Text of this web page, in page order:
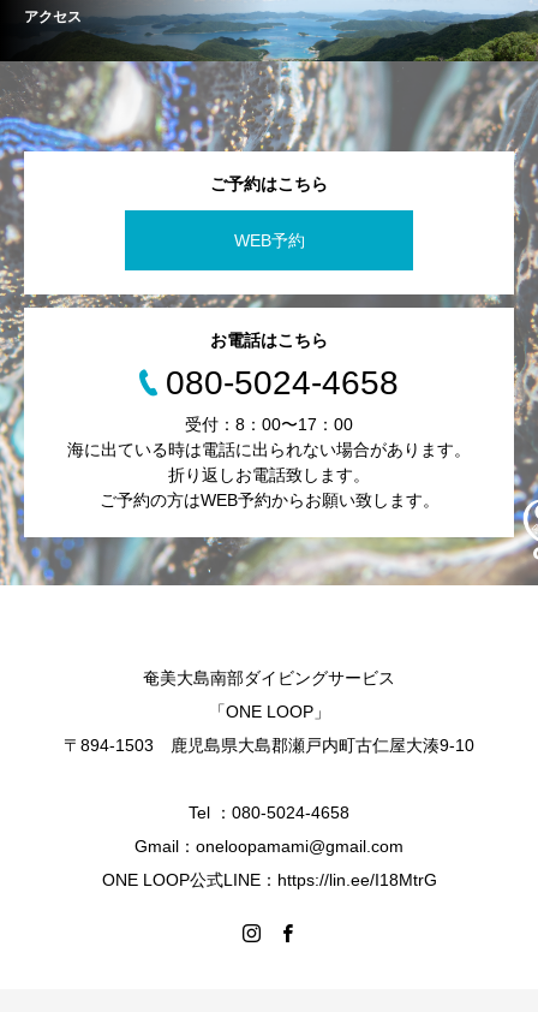
アクセス
ご予約はこちら
WEB予約
お電話はこちら
080-5024-4658
受付：8：00〜17：00
海に出ている時は電話に出られない場合があります。
折り返しお電話致します。
ご予約の方はWEB予約からお願い致します。
奄美大島南部ダイビングサービス
「ONE LOOP」
〒894-1503 鹿児島県大島郡瀬戸内町古仁屋大湊9-10
Tel ：080-5024-4658
Gmail：oneloopamami@gmail.com
ONE LOOP公式LINE：https://lin.ee/I18MtrG